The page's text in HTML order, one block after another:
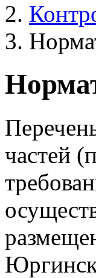
частей